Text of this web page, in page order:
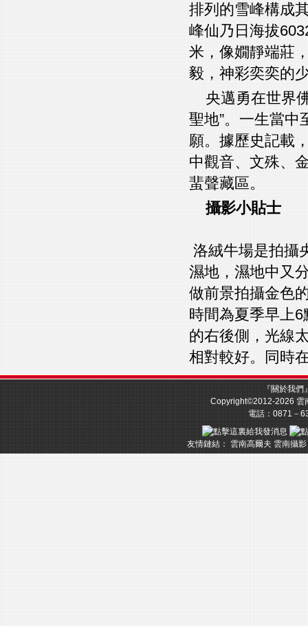
排列的雪峰構成
峰仙乃日海拔
米，像嫺靜端莊
毅，神彩奕奕的
央邁勇在世界
聖地”。一生當
願。據歷史記載
中觀音、文殊、
蜚聲藏區。
攝影小貼士
洛絨牛場是拍攝
濕地，濕地中又
做前景拍攝金色
時間為夏季早上
的右後側，光線
相對較好。同時
『關於我們
Copyright©2012-2026雲
電話：0871－
友情鏈結：雲南高爾夫 雲南攝影